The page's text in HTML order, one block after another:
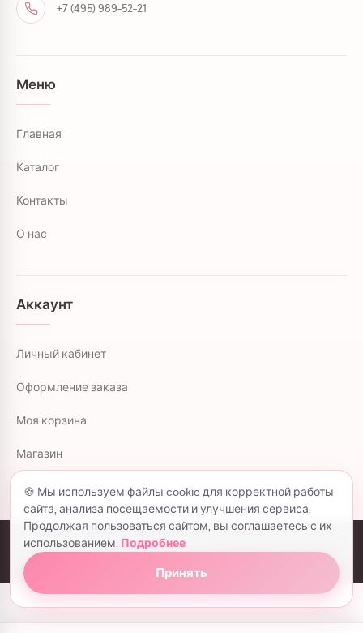
+7 (495) 989-52-21
Меню
Главная
Каталог
Контакты
О нас
Аккаунт
Личный кабинет
Оформление заказа
Моя корзина
Магазин
colorflowers.ru © 2026 все права защищены.
Политика конфиденциальности
🍪 Мы используем файлы cookie для корректной работы
сайта, анализа посещаемости и улучшения сервиса.
Продолжая пользоваться сайтом, вы соглашаетесь с их
использованием. Подробнее
Принять